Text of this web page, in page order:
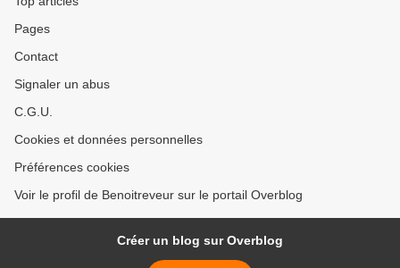
Pages
Contact
Signaler un abus
C.G.U.
Cookies et données personnelles
Préférences cookies
Voir le profil de Benoitreveur sur le portail Overblog
Créer un blog sur Overblog